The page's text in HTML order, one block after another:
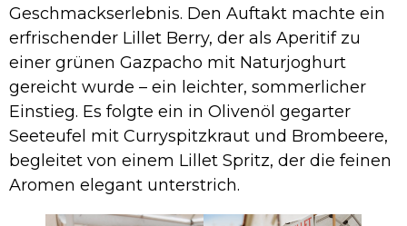
Geschmackserlebnis. Den Auftakt machte ein
erfrischender Lillet Berry, der als Aperitif zu
einer grünen Gazpacho mit Naturjoghurt
gereicht wurde – ein leichter, sommerlicher
Einstieg. Es folgte ein in Olivenöl gegarter
Seeteufel mit Curryspitzkraut und Brombeere,
begleitet von einem Lillet Spritz, der die feinen
Aromen elegant unterstrich.